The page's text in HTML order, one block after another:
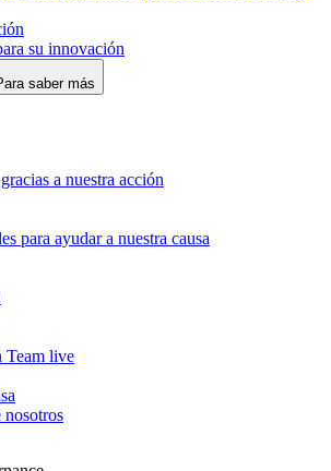
su innovación
saber más
a nuestra acción
para ayudar a nuestra causa
Team live
nosotros